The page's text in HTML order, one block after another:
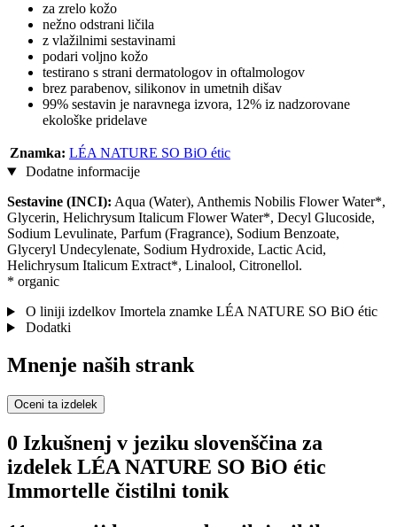
za zrelo kožo
nežno odstrani ličila
z vlažilnimi sestavinami
podari voljno kožo
testirano s strani dermatologov in oftalmologov
brez parabenov, silikonov in umetnih dišav
99% sestavin je naravnega izvora, 12% iz nadzorovane
ekološke pridelave
Znamka: LÉA NATURE SO BiO étic
Dodatne informacije
Sestavine (INCI): Aqua (Water), Anthemis Nobilis Flower Water*,
Glycerin, Helichrysum Italicum Flower Water*, Decyl Glucoside,
Sodium Levulinate, Parfum (Fragrance), Sodium Benzoate,
Glyceryl Undecylenate, Sodium Hydroxide, Lactic Acid,
Helichrysum Italicum Extract*, Linalool, Citronellol.
* organic
O liniji izdelkov Imortela znamke LÉA NATURE SO BiO étic
Dodatki
Mnenje naših strank
Oceni ta izdelek
0 Izkušnenj v jeziku slovenščina za
izdelek LÉA NATURE SO BiO étic
Immortelle čistilni tonik